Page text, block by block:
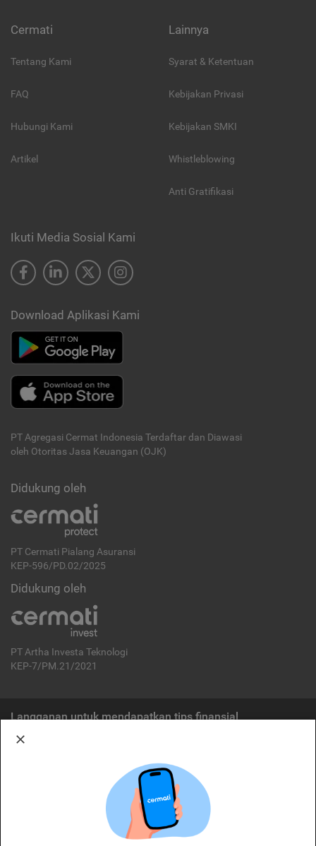
Cermati
Tentang Kami
FAQ
Hubungi Kami
Artikel
Lainnya
Syarat & Ketentuan
Kebijakan Privasi
Kebijakan SMKI
Whistleblowing
Anti Gratifikasi
Ikuti Media Sosial Kami
Download Aplikasi Kami
PT Agregasi Cermat Indonesia Terdaftar dan Diawasi
oleh Otoritas Jasa Keuangan (OJK)
Didukung oleh
PT Cermati Pialang Asuransi
KEP-596/PD.02/2025
Didukung oleh
PT Artha Investa Teknologi
KEP-7/PM.21/2021
Langganan untuk mendapatkan tips finansial
Cermati merupakan penyelenggara agregasi jasa keuangan yang terdaftar di
OJK. Oleh karena itu, produk dan/atau layanan jasa keuangan yang
ditawarkan bukan merupakan produk dan/atau layanan jasa keuangan yang
diterbitkan oleh Cermati dan Cermati tidak bertanggung jawab atas tuntutan